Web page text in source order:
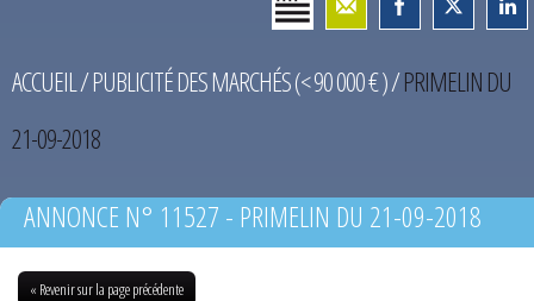
ACCUEIL/PUBLICITÉ DES MARCHÉS (< 90 000 € )/PRIMELIN DU
21-09-2018
ANNONCE N° 11527 - PRIMELIN DU 21-09-2018
« Revenir sur la page précédente